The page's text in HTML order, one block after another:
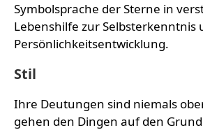
Symbolsprache der Sterne in
Lebenshilfe zur Selbsterkenntnis
Persönlichkeitsentwicklung.
Stil
Ihre Deutungen sind niemals
gehen den Dingen auf den